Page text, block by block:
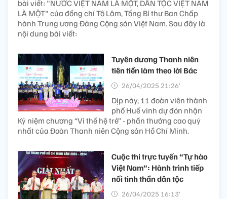
bài viết: "NƯỚC VIỆT NAM LÀ MỘT, DÂN TỘC VIỆT NAM
LÀ MỘT" của đồng chí Tô Lâm, Tổng Bí thư Ban Chấp
hành Trung ương Đảng Cộng sản Việt Nam. Sau đây là
nội dung bài viết:
Tuyên dương Thanh niên
tiên tiến làm theo lời Bác
26/04/2025 21:26’
Dịp này, 11 đoàn viên thành
phố Huế vinh dự đón nhận
Kỷ niệm chương “Vì thế hệ trẻ” - phần thưởng cao quý
nhất của Đoàn Thanh niên Cộng sản Hồ Chí Minh.
Cuộc thi trực tuyến “Tự hào
Việt Nam”: Hành trình tiếp
nối tinh thần dân tộc
26/04/2025 16:13’